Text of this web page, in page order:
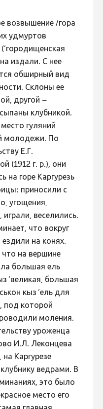
возвышение /гора
удмуртов
(‘городищенская
издали. С нее
обширный вид
Склоны ее
другой –
клубникой.
гуляний
молодежи. По
Е.Г.
(1912 г. р.), они
на горе Каргурезь
приносили с
угощения,
веселились.
что вокруг
на конях.
что на вершине
большая ель
‘великая, большая
кыз ‘ель для
под которой
моления.
уроженца
И.Л. Леконцева
на Каргурезе
ведрами. В
это было
место его